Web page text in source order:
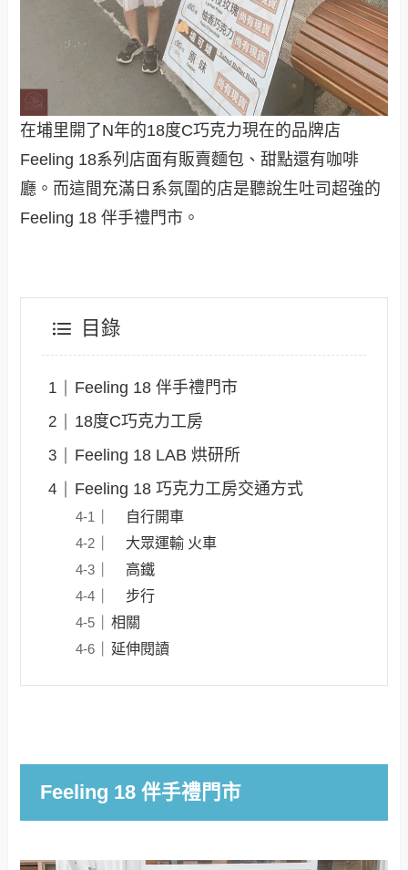
在埔里開了N年的18度C巧克力現在的品牌店
Feeling 18系列店面有販賣麵包、甜點還有咖啡
廳。而這間充滿日系氛圍的店是聽說生吐司超強的
Feeling 18 伴手禮門市。
目錄
Feeling 18 伴手禮門市
18度C巧克力工房
Feeling 18 LAB 烘研所
Feeling 18 巧克力工房交通方式
自行開車
大眾運輸 火車
高鐵
步行
相關
延伸閱讀
Feeling 18 伴手禮門市